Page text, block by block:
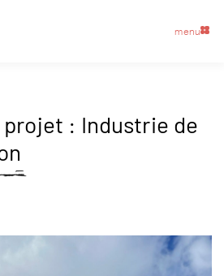
menu
projet : Industrie de